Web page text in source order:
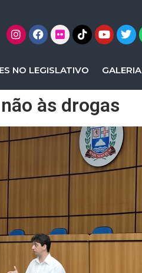
NO LEGISLATIVO GALERIA
às drogas